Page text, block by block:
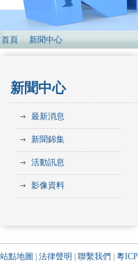
首頁 新聞中心
新聞中心
最新消息
新聞錦集
活動訊息
影像資料
站點地圖 法律聲明 聯繫我們
粵